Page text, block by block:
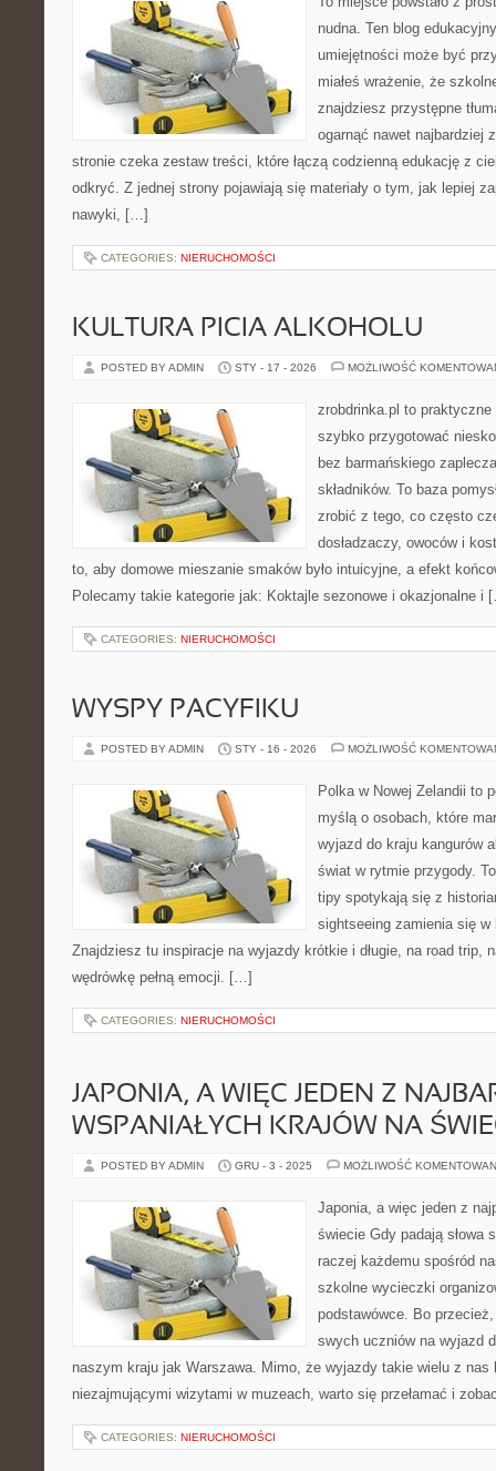
nudna. Ten blog
umiejętności może być
miałeś wrażenie, że
znajdziesz przystępne
ogarnąć nawet najbardziej
stronie czeka zestaw treści, które łączą codzienną edukację z
odkryć. Z jednej strony pojawiają się materiały o tym, jak lepiej
nawyki, […]
CATEGORIES: NIERUCHOMOŚCI
KULTURA PICIA ALKOHOLU
POSTED BY ADMIN STY - 17 - 2026 MOŻLIWOŚĆ
zrobdrinka.pl to
szybko przygotować
bez barmańskiego
składników. To baza
zrobić z tego, co często
dosładzaczy, owoców i
to, aby domowe mieszanie smaków było intuicyjne, a efekt
Polecamy takie kategorie jak: Koktajle sezonowe i okazjonalne i
CATEGORIES: NIERUCHOMOŚCI
WYSPY PACYFIKU
POSTED BY ADMIN STY - 16 - 2026 MOŻLIWOŚĆ
Polka w Nowej Zelandii to
myślą o osobach, które
wyjazd do kraju kangurów
świat w rytmie przygody.
tipy spotykają się z
sightseeing zamienia się
Znajdziesz tu inspiracje na wyjazdy krótkie i długie, na road trip,
wędrówkę pełną emocji. […]
CATEGORIES: NIERUCHOMOŚCI
JAPONIA, A WIĘC JEDEN Z
WSPANIAŁYCH KRAJÓW NA
POSTED BY ADMIN GRU - 3 - 2025 MOŻLIWOŚĆ
Japonia, a więc jeden z
świecie Gdy padają
raczej każdemu spośród
szkolne wycieczki
podstawówce. Bo
swych uczniów na wyjazd
naszym kraju jak Warszawa. Mimo, że wyjazdy takie wielu z
niezajmującymi wizytami w muzeach, warto się przełamać i
CATEGORIES: NIERUCHOMOŚCI